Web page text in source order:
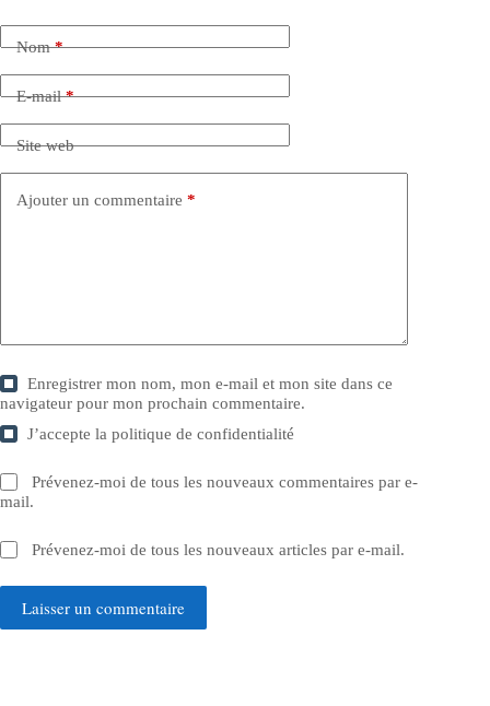
Nom*
E-mail*
Site web
Ajouter un commentaire *
Enregistrer mon nom, mon e-mail et mon site dans ce
navigateur pour mon prochain commentaire.
J’accepte lapolitique de confidentialité
Prévenez-moi de tous les nouveaux commentaires par e-
mail.
Prévenez-moi de tous les nouveaux articles par e-mail.
Laisser un commentaire